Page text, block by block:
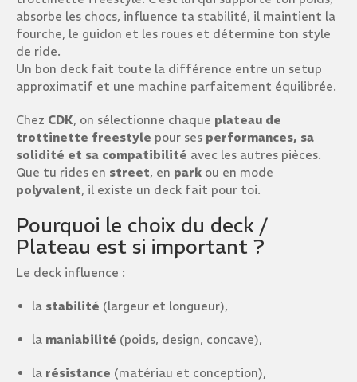
absorbe les chocs, influence ta stabilité, il maintient la
fourche, le guidon et les roues et détermine ton style
de ride.
Un bon deck fait toute la différence entre un setup
approximatif et une machine parfaitement équilibrée.
Chez CDK, on sélectionne chaque plateau de
trottinette freestyle pour ses performances, sa
solidité et sa compatibilité avec les autres pièces.
Que tu rides en street, en park ou en mode
polyvalent, il existe un deck fait pour toi.
Pourquoi le choix du deck /
Plateau est si important ?
Le deck influence :
la stabilité (largeur et longueur),
la maniabilité (poids, design, concave),
la résistance (matériau et conception),